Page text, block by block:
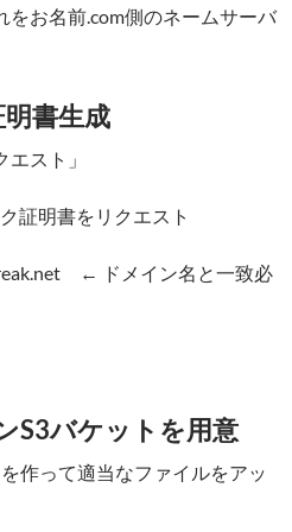
をお名前.com側のネームサーバ
明書生成
スト」
証明書をリクエスト
← ドメイン名と一致必
S3バケットを用意
作って適当なファイルをアッ